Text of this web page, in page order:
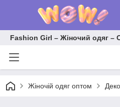
Fashion Girl – Жіночий одяг –
Жіночій одяг оптом